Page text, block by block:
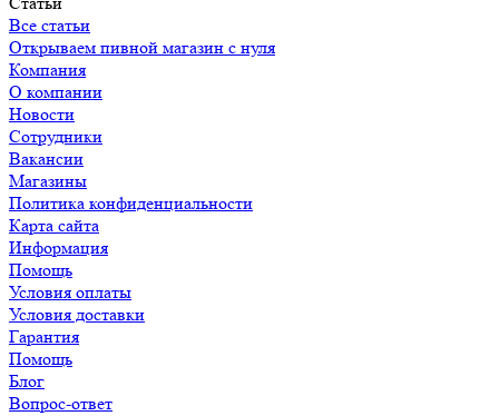
Все статьи
Открываем пивной магазин с нуля
Компания
О компании
Новости
Сотрудники
Вакансии
Магазины
Политика конфиденциальности
Карта сайта
Информация
Помощь
Условия оплаты
Условия доставки
Гарантия
Помощь
Блог
Вопрос-ответ